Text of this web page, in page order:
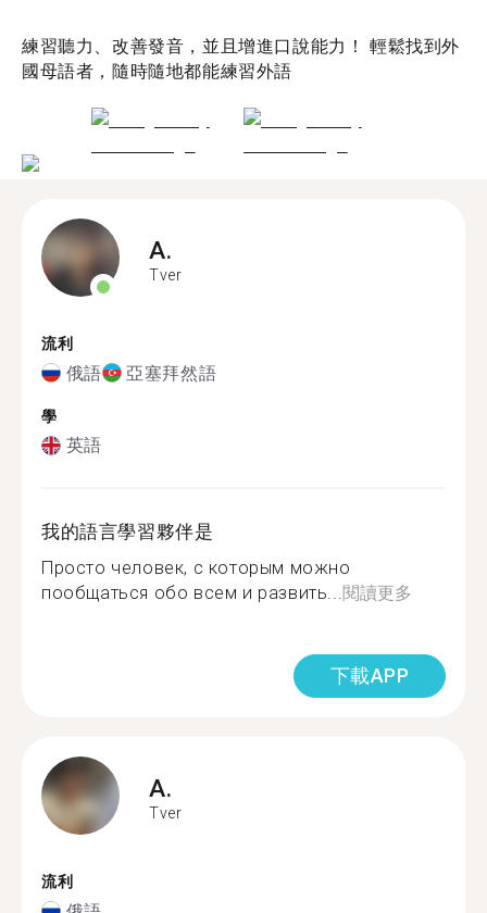
練習聽力、改善發音，並且增進口說能力！ 輕鬆找到外
國母語者，隨時隨地都能練習外語
A.
Tver
流利
俄語 亞塞拜然語
學
英語
我的語言學習夥伴是
Просто человек, с которым можно
пообщаться обо всем и развить...閱讀更多
下載APP
A.
Tver
流利